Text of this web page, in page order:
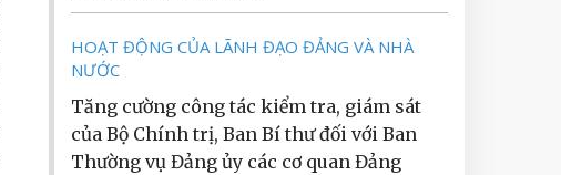
HOẠT ĐỘNG CỦA LÃNH ĐẠO ĐẢNG VÀ NHÀ
NƯỚC
Tăng cường công tác kiểm tra, giám sát
của Bộ Chính trị, Ban Bí thư đối với Ban
Thường vụ Đảng ủy các cơ quan Đảng